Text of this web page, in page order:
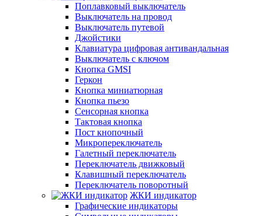
Поплавковый выключатель
Выключатель на провод
Выключатель путевой
Джойстики
Клавиатура цифровая антивандальная
Выключатель с ключом
Кнопка GMSI
Геркон
Кнопка миниатюрная
Кнопка пьезо
Сенсорная кнопка
Тактовая кнопка
Пост кнопочный
Микропереключатель
Галетный переключатель
Переключатель движковый
Клавишный переключатель
Переключатель поворотный
ЖКИ индикатор
Графические индикаторы